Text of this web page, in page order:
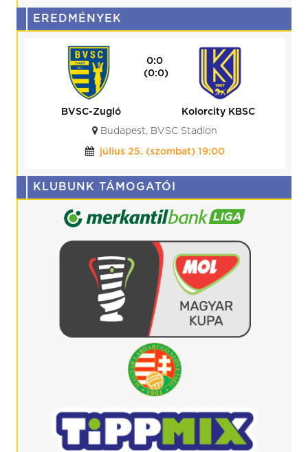
EREDMÉNYEK
2:2
(1:1)
Gyirmót FC Győr
Kolorcity KBSC
Gyirmót, Alcufer Stadion
augusztus 08. (szombat) 17:00
KLUBUNK TÁMOGATÓI